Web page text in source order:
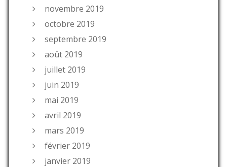
novembre 2019
octobre 2019
septembre 2019
août 2019
juillet 2019
juin 2019
mai 2019
avril 2019
mars 2019
février 2019
janvier 2019